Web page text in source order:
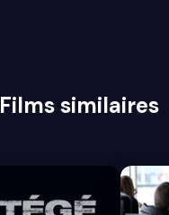
Films similaires